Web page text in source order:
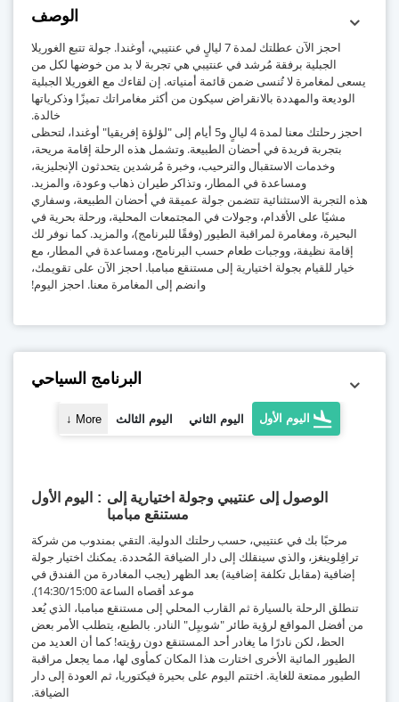
الوصف
احجز الآن عطلتك لمدة 7 ليالٍ في عنتيبي، أوغندا. جولة تتبع الغوريلا
الجبلية برفقة مُرشد في عنتيبي هي تجربة لا بد من خوضها لكل من
يسعى لمغامرة لا تُنسى ضمن قائمة أمنياته. إن لقاءك مع الغوريلا الجبلية
الوديعة والمهددة بالانقراض سيكون من أكثر مغامراتك تميزًا وذكرياتها
خالدة.
احجز رحلتك معنا لمدة 4 ليالٍ و5 أيام إلى "لؤلؤة إفريقيا" أوغندا، لتحظى
بتجربة فريدة في أحضان الطبيعة. وتشمل هذه الرحلة إقامة مريحة،
وخدمات الاستقبال والترحيب، وخبرة مُرشدين يتحدثون الإنجليزية،
ومساعدة في المطار، وتذاكر طيران ذهاب وعودة، والمزيد.
هذه التجربة الاستثنائية تتضمن جولة عميقة في أحضان الطبيعة، وسفاري
مشيًا على الأقدام، وجولات في المجتمعات المحلية، ورحلة بحرية في
البحيرة، ومغامرة لمراقبة الطيور (وفقًا للبرنامج)، والمزيد. كما نوفر لك
إقامة نظيفة، ووجبات طعام حسب البرنامج، ومساعدة في المطار، مع
خيار للقيام بجولة اختيارية إلى مستنقع مبامبا. احجز الآن على تقويمك،
وانضم إلى المغامرة معنا. احجز اليوم!
البرنامج السياحي
اليوم الأول اليوم الثاني اليوم الثالث More
↓
اليوم الأول
الوصول إلى عنتيبي وجولة اختيارية إلى
مستنقع مبامبا
مرحبًا بك في عنتيبي، حسب رحلتك الدولية. التقي بمندوب من شركة
ترافِلوينغز، والذي سينقلك إلى دار الضيافة المُحددة. يمكنك اختيار جولة
إضافية (مقابل تكلفة إضافية) بعد الظهر (يجب المغادرة من الفندق في
موعد أقصاه الساعة 14:30/15:00).
تنطلق الرحلة بالسيارة ثم القارب المحلي إلى مستنقع مبامبا، الذي يُعد
من أفضل المواقع لرؤية طائر "شوبيِل" النادر. بالطبع، يتطلب الأمر بعض
الحظ، لكن نادرًا ما يغادر أحد المستنقع دون رؤيته! كما أن العديد من
الطيور المائية الأخرى اختارت هذا المكان كمأوى لها، مما يجعل مراقبة
الطيور ممتعة للغاية. اختتم اليوم على بحيرة فيكتوريا، ثم العودة إلى دار
الضيافة.